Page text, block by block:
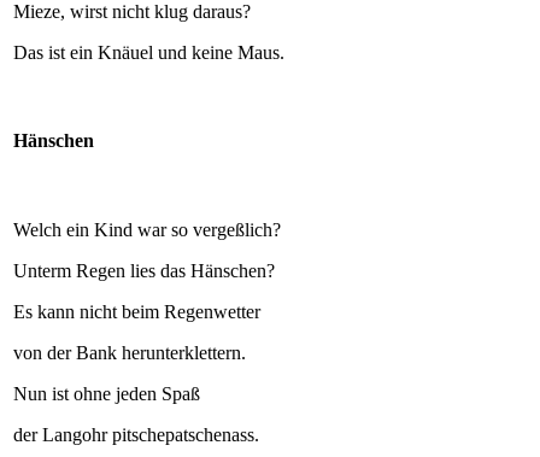
Mieze, wirst nicht klug daraus?
Das ist ein Knäuel und keine Maus.
Hänschen
Welch ein Kind war so vergeßlich?
Unterm Regen lies das Hänschen?
Es kann nicht beim Regenwetter
von der Bank herunterklettern.
Nun ist ohne jeden Spaß
der Langohr pitschepatschenass.